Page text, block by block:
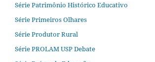
Série Patrimônio Histórico Educativo
Série Primeiros Olhares
Série Produtor Rural
Série PROLAM USP Debate